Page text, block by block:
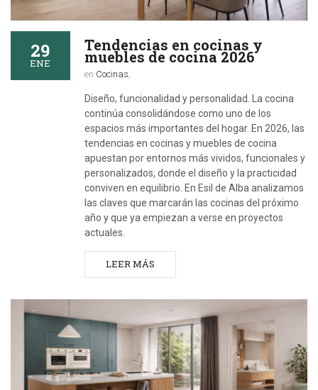
29
ENE
Tendencias en cocinas y
muebles de cocina 2026
en Cocinas
Diseño, funcionalidad y personalidad. La cocina
continúa consolidándose como uno de los
espacios más importantes del hogar. En 2026, las
tendencias en cocinas y muebles de cocina
apuestan por entornos más vividos, funcionales y
personalizados, donde el diseño y la practicidad
conviven en equilibrio. En Esil de Alba analizamos
las claves que marcarán las cocinas del próximo
año y que ya empiezan a verse en proyectos
actuales.
LEER MÁS